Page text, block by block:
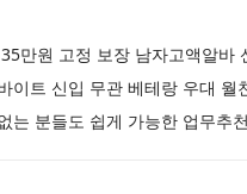
만원 고정 보장 남자고액알
이트 신입 무관 베테랑 우대
는 분들도 쉽게 가능한 업무추천